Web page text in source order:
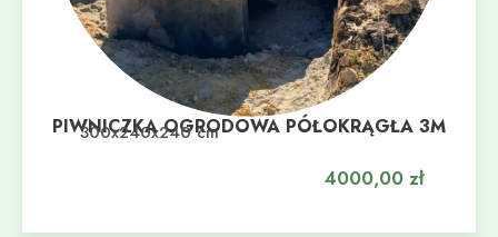
PIWNICZKA OGRODOWA PÓŁOKRĄGŁA 3M
300x240x240 cm
4000,00 zł
Dodaj do koszyka